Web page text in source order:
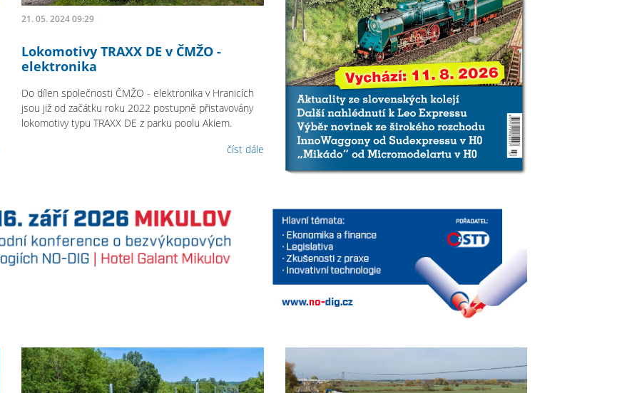
21. 05. 2024 09:29
Lokomotivy TRAXX DE v ČMŽO -
elektronika
Do dílen společnosti ČMŽO - elektronika v Hranicích
jsou již od začátku roku 2022 postupně přistavovány
lokomotivy typu TRAXX DE z parku poolu Akiem.
číst dále